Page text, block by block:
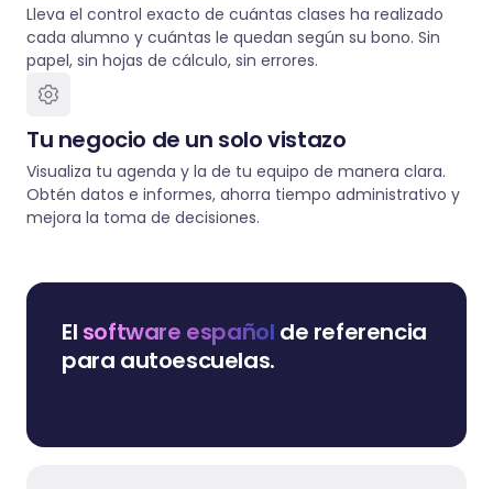
Lleva el control exacto de cuántas clases ha realizado
cada alumno y cuántas le quedan según su bono. Sin
papel, sin hojas de cálculo, sin errores.
Tu negocio de un solo vistazo
Visualiza tu agenda y la de tu equipo de manera clara.
Obtén datos e informes, ahorra tiempo administrativo y
mejora la toma de decisiones.
El software español de referencia
para autoescuelas.